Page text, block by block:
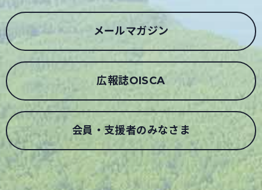
メールマガジン
広報誌OISCA
会員・支援者のみなさま